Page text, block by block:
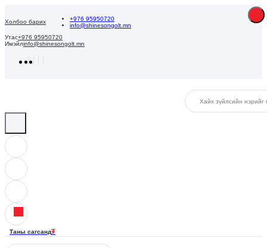
Холбоо барих
+976 95950720
info@shinesongolt.mn
Утас+976 95950720
Имэйлinfo@shinesongolt.mn
Таны сагсанд₮